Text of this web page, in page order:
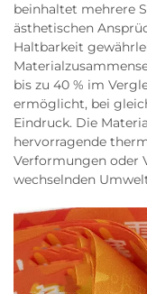
beinhaltet mehrere
ästhetischen
Haltbarkeit
bis zu 40 % im
ermöglicht, bei
Eindruck. Die
hervorragende
Verformungen oder
wechselnden